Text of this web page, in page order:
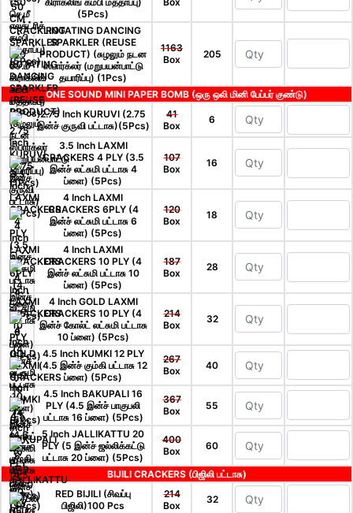
(5Pcs)
ROTATING DANCING
SPARKLER (REUSE
PRODUCT) (சுழலும் நடன
ஸ்பார்க்லர் (மறுபயன்பாட்டு
தயாரிப்பு) (1Pcs)
1163
Box
205
ONE SOUND MINI PAPER BOMB (ஒரு ஒலி மினி பேப்பர் குண்டு)
2.75 Inch KURUVI (2.75
இன்ச் குருவி பட்டாசு)(5Pcs)
41
Box
6
3.5 Inch LAXMI
CRACKERS 4 PLY (3.5
இன்ச் லட்சுமி பட்டாசு 4
ப்ளை) (5Pcs)
107
Box
16
4 Inch LAXMI
CRACKERS 6PLY (4
இன்ச் லட்சுமி பட்டாசு 6
ப்ளை) (5Pcs)
120
Box
18
4 Inch LAXMI
CRACKERS 10 PLY (4
இன்ச் லட்சுமி பட்டாசு 10
ப்ளை) (5Pcs)
187
Box
28
4 Inch GOLD LAXMI
CRACKERS 10 PLY (4
இன்ச் கோல்ட் லட்சுமி பட்டாசு
10 ப்ளை) (5Pcs)
214
Box
32
4.5 Inch KUMKI 12 PLY
(4.5 இன்ச் கும்கி பட்டாசு 12
ப்ளை) (5Pcs)
267
Box
40
4.5 Inch BAKUPALI 16
PLY (4.5 இன்ச் பாகுபலி
பட்டாசு 16 ப்ளை) (5Pcs)
367
Box
55
5 Inch JALLIKATTU 20
PLY (5 இன்ச் ஜல்லிக்கட்டு
பட்டாசு 20 ப்ளை) (5Pcs)
400
Box
60
BIJILI CRACKERS (பிஜிலி பட்டாசு)
RED BIJILI (சிவப்பு
பிஜிலி)100 Pcs
214
Box
32